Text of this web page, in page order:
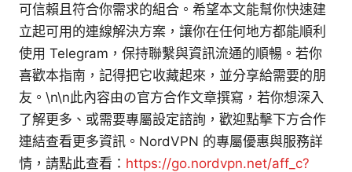
可信賴且符合你需求的組合。希望本文能幫你快速建
立起可用的連線解決方案，讓你在任何地方都能順利
使用 Telegram，保持聯繫與資訊流通的順暢。若你
喜歡本指南，記得把它收藏起來，並分享給需要的朋
友。\n\n此內容由の官方合作文章撰寫，若你想深入
了解更多、或需要專屬設定諮詢，歡迎點擊下方合作
連結查看更多資訊。NordVPN 的專屬優惠與服務詳
情，請點此查看： https://go.nordvpn.net/aff_c?